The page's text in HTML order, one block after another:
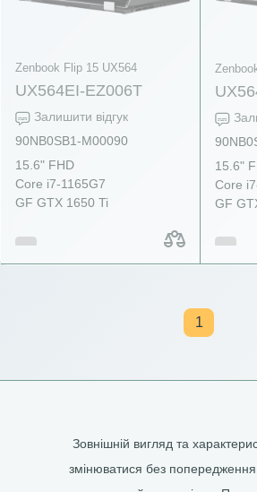
Zenbook Flip 15 UX564
UX564EI-EZ006T
Залишити відгук
90NB0SB1-M00090
15.6" FHD
Core i7-1165G7
GF GTX 1650 Ti
15.6"
Core
GF
1
Зовнішній вигляд та
змінюватися без